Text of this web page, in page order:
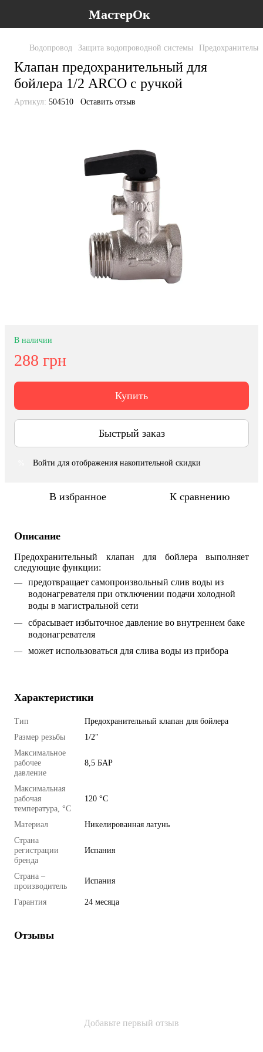
МастерОк
Водопровод Защита водопроводной системы
Клапан предохранительный для
бойлера 1/2 ARCO с ручкой
Артикул: 504510 Оставить отзыв
В наличии
288 грн
Купить
Быстрый заказ
Войти для отображения накопительной скидки
В избранное К сравнению
Описание
Предохранительный клапан для бойлера выполняет
следующие функции:
предотвращает самопроизвольный слив воды из
водонагревателя при отключении подачи холодной
воды в магистральной сети
сбрасывает избыточное давление во внутреннем баке
водонагревателя
может использоваться для слива воды из прибора
Характеристики
Тип
Предохранительный клапан для бойлера
Размер резьбы
1/2"
Максимальное
рабочее
давление
8,5 БАР
Максимальная
рабочая
температура, °C
120 °C
Материал
Никелированная латунь
Страна
регистрации
бренда
Испания
Страна –
производитель
Испания
Гарантия 24 месяца
Отзывы
Добавьте первый отзыв